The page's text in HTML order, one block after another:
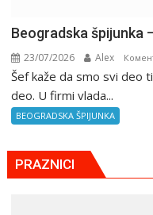
Beogradska špijunka
23/07/2026 Alex
Šef kaže da smo svi deo
deo. U firmi vlada...
BEOGRADSKA ŠPIJUNKA
PRAZNICI